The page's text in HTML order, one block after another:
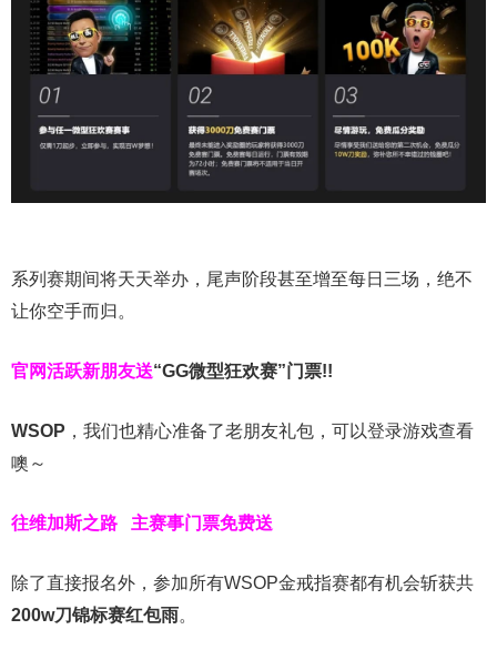
系列赛期间将天天举办，尾声阶段甚至增至每日三场，绝不
让你空手而归。
官网活跃新朋友送“GG微型狂欢赛”门票!!
WSOP ，我们也精心准备了老朋友礼包，可以登录游戏查看
噢～
往维加斯之路 主赛事门票免费送
除了直接报名外，参加所有WSOP金戒指赛都有机会斩获共
200w刀锦标赛红包雨。